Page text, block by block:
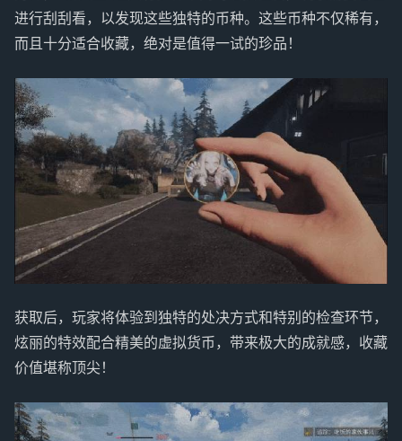
进行刮刮看，以发现这些独特的币种。这些币种不仅稀有，
而且十分适合收藏，绝对是值得一试的珍品！
获取后，玩家将体验到独特的处决方式和特别的检查环节，
炫丽的特效配合精美的虚拟货币，带来极大的成就感，收藏
价值堪称顶尖！